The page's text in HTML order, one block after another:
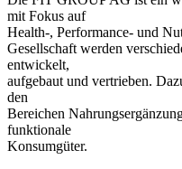
mit Fokus auf
Health-, Performance- und
Gesellschaft werden
entwickelt,
aufgebaut und vertrieben.
den
Bereichen
funktionale
Konsumgüter.